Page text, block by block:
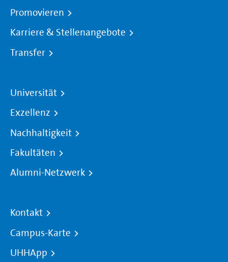
Promovieren
Karriere & Stellenangebote
Transfer
Universität
Exzellenz
Nachhaltigkeit
Fakultäten
Alumni-Netzwerk
Kontakt
Campus-Karte
UHHApp